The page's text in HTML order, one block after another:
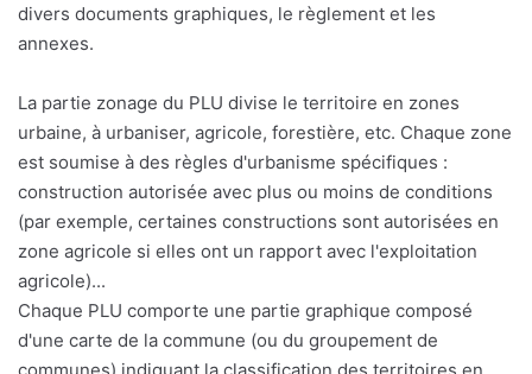
divers documents graphiques, le règlement et les
annexes.
La partie zonage du PLU divise le territoire en zones
urbaine, à urbaniser, agricole, forestière, etc. Chaque zone
est soumise à des règles d'urbanisme spécifiques :
construction autorisée avec plus ou moins de conditions
(par exemple, certaines constructions sont autorisées en
zone agricole si elles ont un rapport avec l'exploitation
agricole)...
Chaque PLU comporte une partie graphique composé
d'une carte de la commune (ou du groupement de